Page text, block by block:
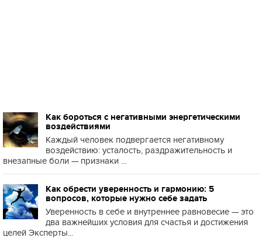
Как бороться с негативными энергетическими
воздействиями
Каждый человек подвергается негативному
воздействию: усталость, раздражительность и
внезапные боли — признаки ...
Как обрести уверенность и гармонию: 5
вопросов, которые нужно себе задать
Уверенность в себе и внутреннее равновесие — это
два важнейших условия для счастья и достижения
целей Эксперты...